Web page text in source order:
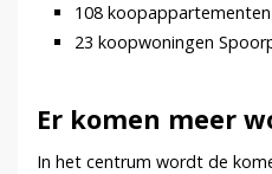
108 koopappartementen
23 koopwoningen
Er komen meer
In het centrum wordt de